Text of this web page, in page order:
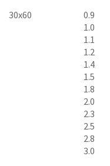
30x60
0.9
1.0
1.1
1.2
1.4
1.5
1.8
2.0
2.3
2.5
2.8
3.0